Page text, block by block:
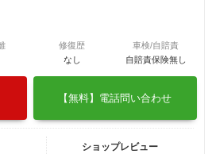
修復歴
なし
車検/自賠責
自賠責保険無し
【無料】電話問い合わせ
ショップレビュー